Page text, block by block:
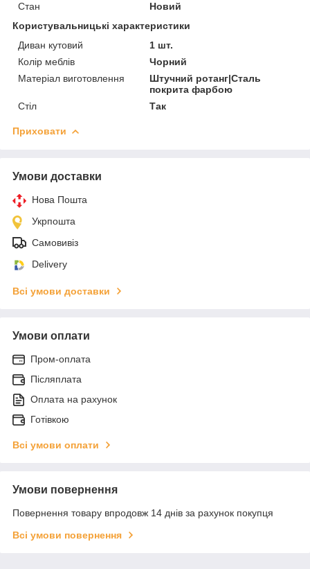
Стан
Новий
Користувальницькі характеристики
Диван кутовий
1 шт.
Колір меблів
Чорний
Матеріал виготовлення
Штучний ротанг|Сталь
покрита фарбою
Стіл
Так
Приховати
Умови доставки
Нова Пошта
Укрпошта
Самовивіз
Delivery
Всі умови доставки
Умови оплати
Пром-оплата
Післяплата
Оплата на рахунок
Готівкою
Всі умови оплати
Умови повернення
Повернення товару впродовж 14 днів за рахунок покупця
Всі умови повернення